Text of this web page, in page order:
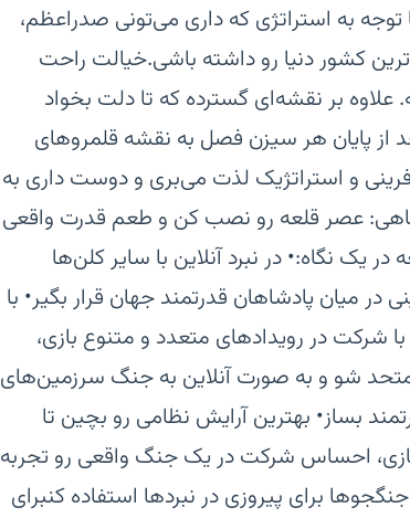
به استراتژی که داری می‌تونی صدراعظم،
کشور دنیا رو داشته باشی.‏خیالت راحت
بر نقشه‌ای گسترده که تا دلت بخواد
از پایان هر سیزن فصل به نقشه قلمروهای
و استراتژیک لذت می‌بری و دوست داری به
عصر قلعه رو نصب کن و طعم قدرت واقعی
یک نگاه:‏• در نبرد آنلاین با سایر کلن‌ها
میان پادشاهان قدرتمند جهان قرار بگیر‏• با
شرکت در رویدادهای متعدد و متنوع بازی،
شو و به صورت آنلاین به جنگ سرزمین‌های
بساز‏• بهترین آرایش نظامی رو بچین تا
احساس شرکت در یک جنگ واقعی رو تجربه
برای پیروزی در نبردها استفاده کن‏برای